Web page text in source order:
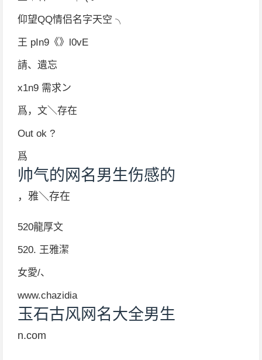
仰望QQ情侣名字天空 ╮
王 pIn9《》l0vE
請、遺忘
x1n9 需求ン
爲，文＼存在
Out ok ?
爲
帅气的网名男生伤感的
，雅＼存在
520龍厚文
520. 王雅潔
女愛/、
www.chazidia
玉石古风网名大全男生
n.com